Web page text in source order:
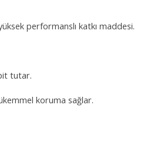
performanslı katkı maddesi.
tutar.
koruma sağlar.